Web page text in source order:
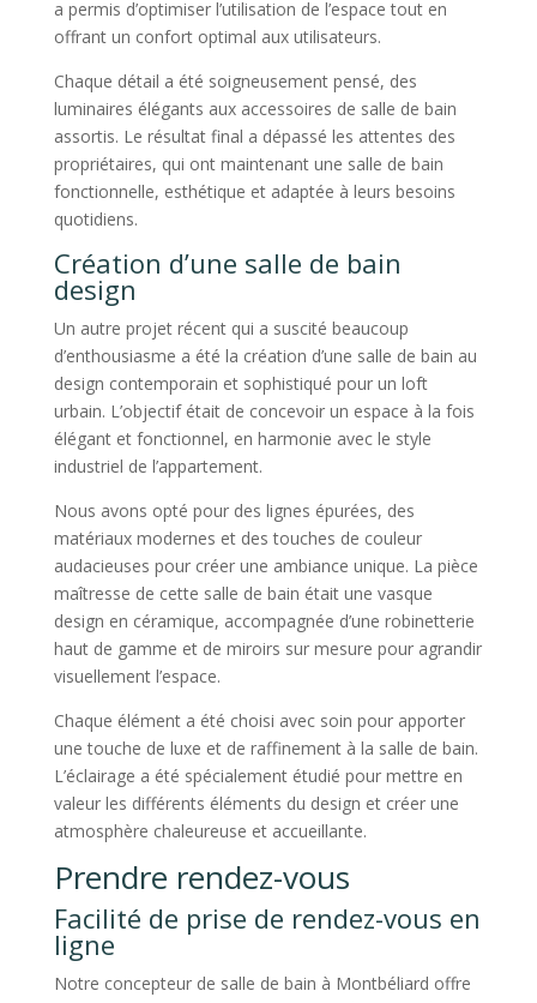
a permis d’optimiser l’utilisation de l’espace tout en
offrant un confort optimal aux utilisateurs.
Chaque détail a été soigneusement pensé, des
luminaires élégants aux accessoires de salle de bain
assortis. Le résultat final a dépassé les attentes des
propriétaires, qui ont maintenant une salle de bain
fonctionnelle, esthétique et adaptée à leurs besoins
quotidiens.
Création d’une salle de bain
design
Un autre projet récent qui a suscité beaucoup
d’enthousiasme a été la création d’une salle de bain au
design contemporain et sophistiqué pour un loft
urbain. L’objectif était de concevoir un espace à la fois
élégant et fonctionnel, en harmonie avec le style
industriel de l’appartement.
Nous avons opté pour des lignes épurées, des
matériaux modernes et des touches de couleur
audacieuses pour créer une ambiance unique. La pièce
maîtresse de cette salle de bain était une vasque
design en céramique, accompagnée d’une robinetterie
haut de gamme et de miroirs sur mesure pour agrandir
visuellement l’espace.
Chaque élément a été choisi avec soin pour apporter
une touche de luxe et de raffinement à la salle de bain.
L’éclairage a été spécialement étudié pour mettre en
valeur les différents éléments du design et créer une
atmosphère chaleureuse et accueillante.
Prendre rendez-vous
Facilité de prise de rendez-vous en
ligne
Notre concepteur de salle de bain à Montbéliard offre